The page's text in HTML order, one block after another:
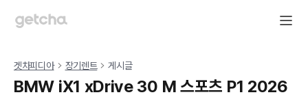
겟차피디아 장기렌트 게시글
BMW iX1 xDrive 30 M 스포츠 P1 2026